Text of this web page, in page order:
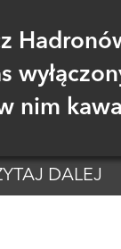
nim
DALEJ